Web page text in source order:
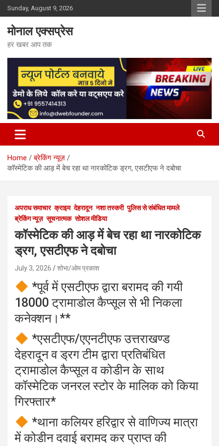
Skip
to
content
Sunday, August 9, 2026
मोनाल एक्सप्रेस
हर खबर आप तक
Home
ब्रेकिंग न्यूज़
कॉस्मेटिक की आड़ में बेच रहा था नारकोटिक ड्रग, एसटीएफ ने दबोचा
अपराध समाचार क्राइम देहरादून नशा तस्करी पुलिस से संबंधित मामले
ब्रेकिंग न्यूज़ सूचनात्मक सोशल मीडिया
कॉस्मेटिक की आड़ में बेच रहा था नारकोटिक
ड्रग, एसटीएफ ने दबोचा
July 3, 2026 शोभा/ओम प्रकाश
*पूर्व में एसटीएफ द्वारा बरामद की गयी
18000 ट्रामाडोल कैप्सूल से भी निकला
कनेक्शन।**
*एसटीएफ/एएनटीएफ उत्तराखण्ड
देहरादून व ड्रग टीम द्वारा प्रतिबंधित
ट्रामाडोल कैप्सूल व कोडीन के साथ
कॉस्मेटिक जनरल स्टोर के मालिक को किया
गिरफ्तार*
*थाना कलियर हरिद्वार से वाणिज्य मात्रा
में कोडीन दवाई बरामद कर प्राप्त की